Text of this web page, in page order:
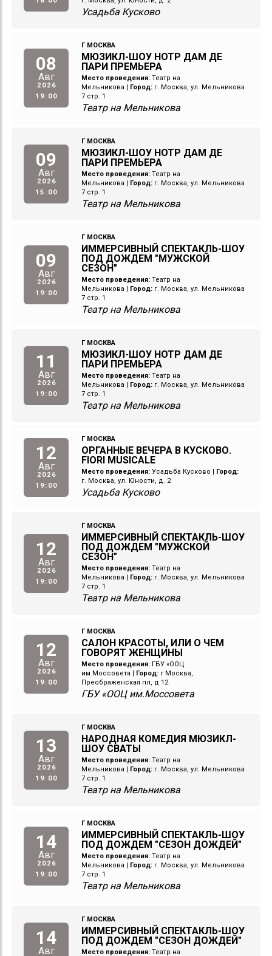
Усадьба Кусково
08
Авг
2026
19:00
Г МОСКВА
МЮЗИКЛ-ШОУ НОТР ДАМ ДЕ
ПАРИ ПРЕМЬЕРА
Место проведения: Театр на
Мельникова
Город: г. Москва, ул. Мельникова
7 стр. 1
Театр на Мельникова
09
Авг
2026
15:00
Г МОСКВА
МЮЗИКЛ-ШОУ НОТР ДАМ ДЕ
ПАРИ ПРЕМЬЕРА
Место проведения: Театр на
Мельникова
Город: г. Москва, ул. Мельникова
7 стр. 1
Театр на Мельникова
09
Авг
2026
19:00
Г МОСКВА
ИММЕРСИВНЫЙ СПЕКТАКЛЬ-ШОУ
ПОД ДОЖДЕМ "МУЖСКОЙ
СЕЗОН"
Место проведения: Театр на
Мельникова
Город: г. Москва, ул. Мельникова
7 стр. 1
Театр на Мельникова
11
Авг
2026
19:00
Г МОСКВА
МЮЗИКЛ-ШОУ НОТР ДАМ ДЕ
ПАРИ ПРЕМЬЕРА
Место проведения: Театр на
Мельникова
Город: г. Москва, ул. Мельникова
7 стр. 1
Театр на Мельникова
12
Авг
2026
19:00
Г МОСКВА
ОРГАННЫЕ ВЕЧЕРА В КУСКОВО.
FIORI MUSICALE
Место проведения: Усадьба Кусково
Город:
г. Москва, ул. Юности, д. 2
Усадьба Кусково
12
Авг
2026
19:00
Г МОСКВА
ИММЕРСИВНЫЙ СПЕКТАКЛЬ-ШОУ
ПОД ДОЖДЕМ "МУЖСКОЙ
СЕЗОН"
Место проведения: Театр на
Мельникова
Город: г. Москва, ул. Мельникова
7 стр. 1
Театр на Мельникова
12
Авг
2026
19:00
Г МОСКВА
САЛОН КРАСОТЫ, ИЛИ О ЧЕМ
ГОВОРЯТ ЖЕНЩИНЫ
Место проведения: ГБУ «ООЦ
им.Моссовета
Город: г Москва,
Преображенская пл, д 12
ГБУ «ООЦ им.Моссовета
13
Авг
2026
19:00
Г МОСКВА
НАРОДНАЯ КОМЕДИЯ МЮЗИКЛ-
ШОУ СВАТЫ
Место проведения: Театр на
Мельникова
Город: г. Москва, ул. Мельникова
7 стр. 1
Театр на Мельникова
14
Авг
2026
19:00
Г МОСКВА
ИММЕРСИВНЫЙ СПЕКТАКЛЬ-ШОУ
ПОД ДОЖДЕМ "СЕЗОН ДОЖДЕЙ"
Место проведения: Театр на
Мельникова
Город: г. Москва, ул. Мельникова
7 стр. 1
Театр на Мельникова
14
Авг
Г МОСКВА
ИММЕРСИВНЫЙ СПЕКТАКЛЬ-ШОУ
ПОД ДОЖДЕМ "СЕЗОН ДОЖДЕЙ"
Место проведения: Театр на